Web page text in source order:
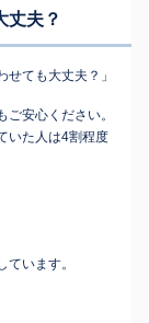
丈夫？
せても大丈夫？」
安心ください。
いた人は4割程度
います。